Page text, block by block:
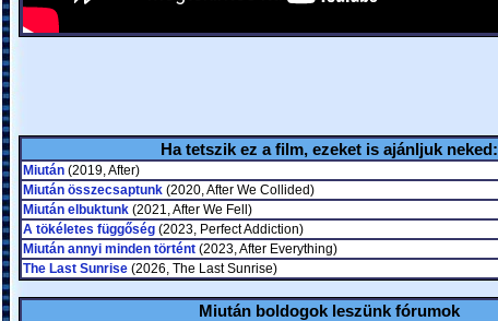
Ha tetszik ez a film, ezeket is ajánljuk neked:
Miután(2019, After)
Miután összecsaptunk(2020, After We Collided)
Miután elbuktunk(2021, After We Fell)
A tökéletes függőség(2023, Perfect Addiction)
Miután annyi minden történt(2023, After Everything)
The Last Sunrise(2026, The Last Sunrise)
Miután boldogok leszünk fórumok